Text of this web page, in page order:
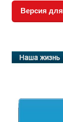
Версия